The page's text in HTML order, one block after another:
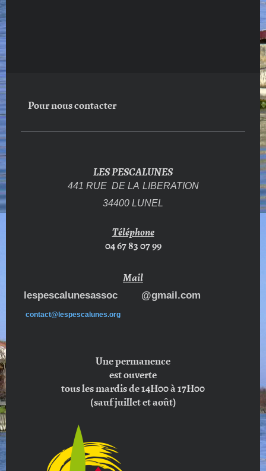
Pour nous contacter
LES PESCALUNES
441 RUE DE LA LIBERATION
34400 LUNEL
Téléphone
04 67 83 07 99
Mail
lespescalunesassoc @gmail.com
contact@lespescalunes.org
Une permanence
est ouverte
tous les mardis de 14H00 à 17H00
(sauf juillet et août)